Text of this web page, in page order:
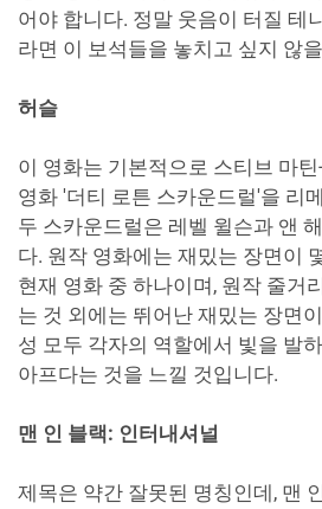
어야 합니다. 정말 웃음이 터질 테
라면 이 보석들을 놓치고 싶지 않
허슬
이 영화는 기본적으로 스티브 마
영화 '더티 로튼 스카운드럴'을 리
두 스카운드럴은 레벨 윌슨과 앤
다. 원작 영화에는 재밌는 장면이
현재 영화 중 하나이며, 원작 줄거
는 것 외에는 뛰어난 재밌는 장면
성 모두 각자의 역할에서 빛을 발
아프다는 것을 느낄 것입니다.
맨 인 블랙: 인터내셔널
제목은 약간 잘못된 명칭인데, 맨